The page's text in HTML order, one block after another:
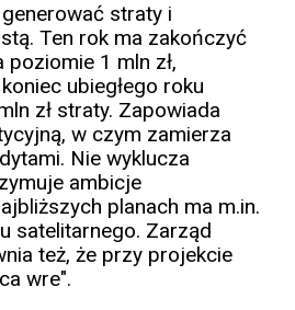
straty i
Ten rok ma zakończyć
1 mln zł,
ubiegłego roku
zł straty. Zapowiada
w czym zamierza
Nie wyklucza
ambicje
planach ma m.in.
satelitarnego. Zarząd
też, że przy projekcie
wre".